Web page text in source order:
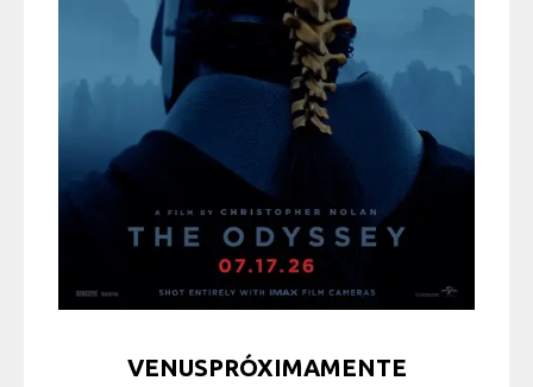
VENUSPRÓXIMAMENTE